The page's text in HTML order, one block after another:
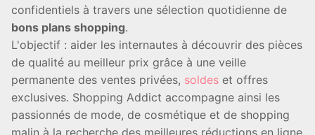
confidentiels à travers une sélection quotidienne de
bons plans shopping.
L'objectif : aider les internautes à découvrir des pièces
de qualité au meilleur prix grâce à une veille
permanente des ventes privées, soldes et offres
exclusives. Shopping Addict accompagne ainsi les
passionnés de mode, de cosmétique et de shopping
malin à la recherche des meilleures réductions en ligne